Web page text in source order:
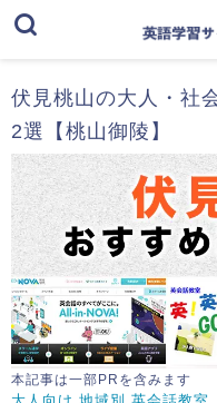
伏見桃山の大人・社
2選【桃山御陵】
本記事は一部PRを含みます